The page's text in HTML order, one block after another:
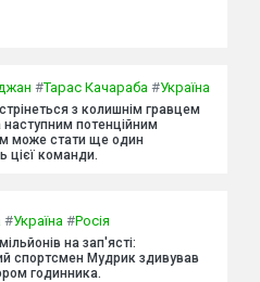
#Тарас Качараба #Україна
з колишнім гравцем
потенційним
може стати ще один
цієї команди.
#Україна #Росія
на зап'ясті:
спортсмен Мудрик здивував
годинника.